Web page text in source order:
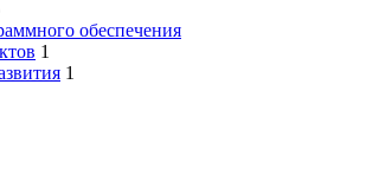
обеспечения
1
1